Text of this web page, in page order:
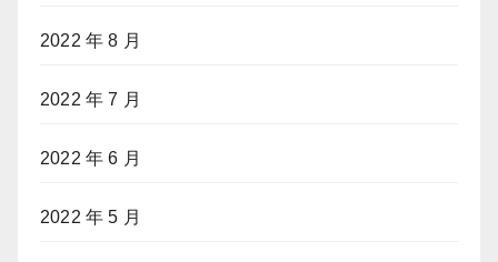
2022 年 8 月
2022 年 7 月
2022 年 6 月
2022 年 5 月